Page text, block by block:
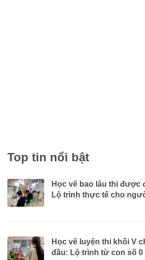
Top tin nổi bật
Học vẽ bao lâu thi được
Lộ trình thực tế cho
Học vẽ luyện thi khối V
đầu: Lộ trình từ con số